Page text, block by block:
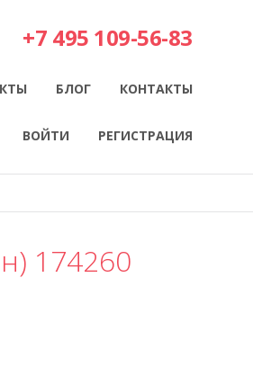
+7 495 109-56-83
БЛОГ КОНТАКТЫ
ВОЙТИ РЕГИСТРАЦИЯ
174260